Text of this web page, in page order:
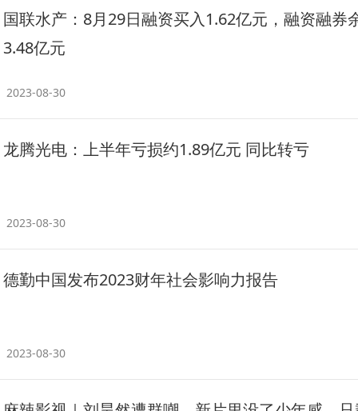
国联水产：8月29日融资买入1.62亿元，融资融券
3.48亿元
2023-08-30
龙腾光电：上半年亏损约1.89亿元 同比转亏
2023-08-30
德勤中国发布2023财年社会影响力报告
2023-08-30